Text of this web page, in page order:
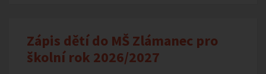
Zápis dětí do MŠ Zlámanec pro
školní rok 2026/2027